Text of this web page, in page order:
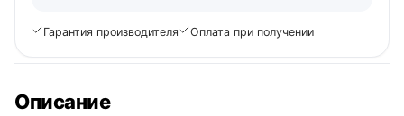
Гарантия производителя Оплата при получении
Описание